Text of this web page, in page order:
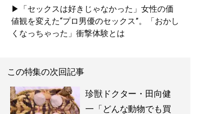
▶「セックスは好きじゃなかった」女性の価
値観を変えた“プロ男優のセックス”。「おかし
くなっちゃった」衝撃体験とは
この特集の次回記事
珍獣ドクター・田向健
一「どんな動物でも買